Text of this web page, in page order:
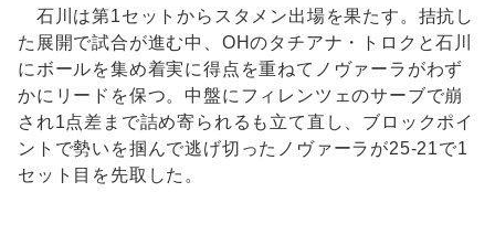
石川は第1セットからスタメン出場を果たす。拮抗し
た展開で試合が進む中、OHのタチアナ・トロクと石川
にボールを集め着実に得点を重ねてノヴァーラがわず
かにリードを保つ。中盤にフィレンツェのサーブで崩
され1点差まで詰め寄られるも立て直し、ブロックポイ
ントで勢いを掴んで逃げ切ったノヴァーラが25-21で1
セット目を先取した。